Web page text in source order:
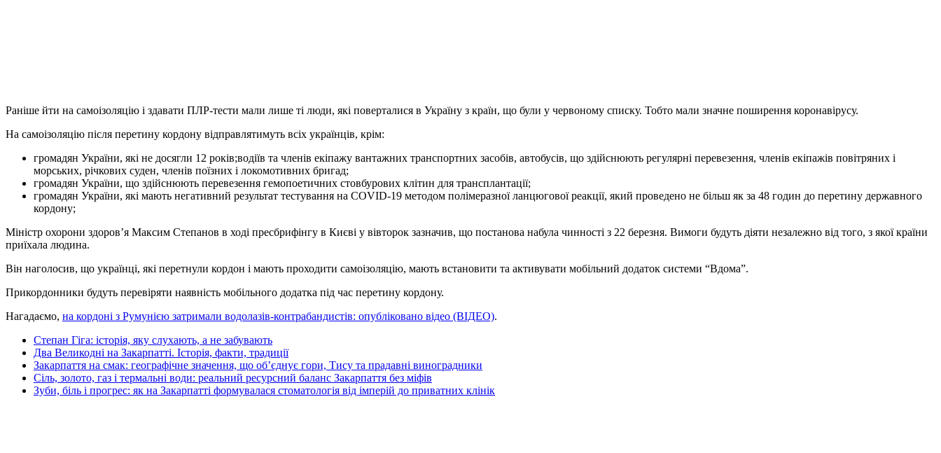
Раніше йти на самоізоляцію і здавати ПЛР-тести мали лише ті люди, які поверталися в Україну з країн, що були у червоному списку. Тобто мали значне поширення коронавірусу.
На самоізоляцію після перетину кордону відправлятимуть всіх українців, крім:
громадян України, які не досягли 12 років;водіїв та членів екіпажу вантажних транспортних засобів, автобусів, що здійснюють регулярні перевезення, членів екіпажів повітряних і
морських, річкових суден, членів поїзних і локомотивних бригад;
громадян України, що здійснюють перевезення гемопоетичних стовбурових клітин для трансплантації;
громадян України, які мають негативний результат тестування на COVID-19 методом полімеразної ланцюгової реакції, який проведено не більш як за 48 годин до перетину державного
кордону;
Міністр охорони здоров’я Максим Степанов в ході пресбрифінгу в Києві у вівторок зазначив, що постанова набула чинності з 22 березня. Вимоги будуть діяти незалежно від того, з якої країни
приїхала людина.
Він наголосив, що українці, які перетнули кордон і мають проходити самоізоляцію, мають встановити та активувати мобільний додаток системи “Вдома”.
Прикордонники будуть перевіряти наявність мобільного додатка під час перетину кордону.
Нагадаємо, на кордоні з Румунією затримали водолазів-контрабандистів: опубліковано відео (ВІДЕО).
Степан Гіга: історія, яку слухають, а не забувають
Два Великодні на Закарпатті. Історія, факти, традиції
Закарпаття на смак: географічне значення, що об’єднує гори, Тису та прадавні виноградники
Сіль, золото, газ і термальні води: реальний ресурсний баланс Закарпаття без міфів
Зуби, біль і прогрес: як на Закарпатті формувалася стоматологія від імперій до приватних клінік